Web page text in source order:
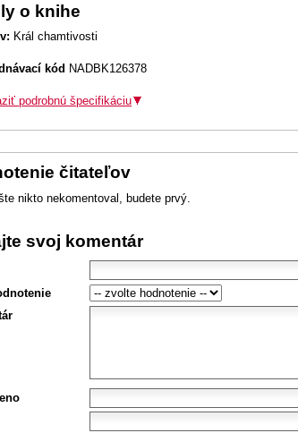
o knihe
Král chamtivosti
kód NADBK126378
podrobnú špecifikáciu
čitateľov
nikto nekomentoval, budete prvý.
svoj komentár